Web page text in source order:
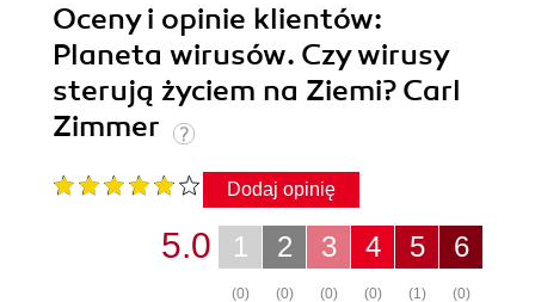
Oceny i opinie klientów:
Planeta wirusów. Czy wirusy
sterują życiem na Ziemi? Carl
Zimmer
Dodaj opinię
6
(0)
5
(1)
4
(0)
3
(0)
2
(0)
1
(0)
5.0